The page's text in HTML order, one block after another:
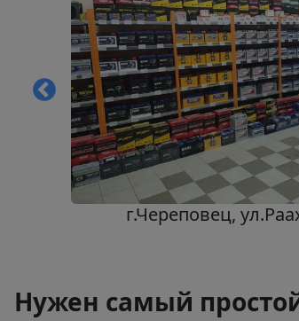
г.Череповец,
Нужен самый